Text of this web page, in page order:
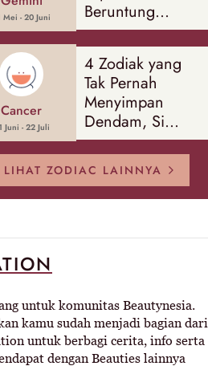
Mei - 20 Juni
Beruntung
Sepanjang
Agustus 2026
Cancer
Juni - 22 Juli
4 Zodiak yang
Tak Pernah
Menyimpan
Dendam, Si
Paling Mudah
Memaafkan!
LIHAT ZODIAC LAINNYA
untuk komunitas Beautynesia.
kamu sudah menjadi bagian dari
untuk berbagi cerita, info serta
dengan Beauties lainnya